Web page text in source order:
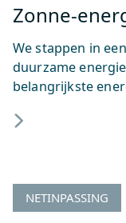
Zonne-
We stappen in
duurzame
belangrijkste
NETINPASSING